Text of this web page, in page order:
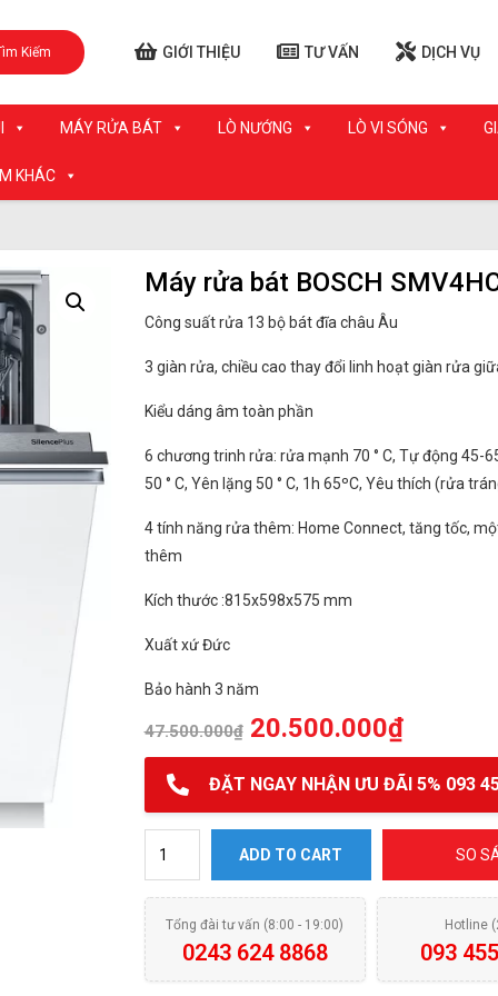
Kiếm GIỚI THIỆU TƯ VẤN DỊCH VỤ
MÁY RỬA BÁT LÒ NƯỚNG LÒ VI SÓNG
KHÁC
Máy rửa bát BOSCH
Công suất rửa 13 bộ bát đĩa châu Âu
3 giàn rửa, chiều cao thay đổi linh hoạt giàn rửa
Kiểu dáng âm toàn phần
6 chương trinh rửa: rửa mạnh 70 ° C, Tự động 45-
50 ° C, Yên lặng 50 ° C, 1h 65ºC, Yêu thích (rửa
4 tính năng rửa thêm: Home Connect, tăng tốc,
thêm
Kích thước :815x598x575 mm
Xuất xứ Đức
Bảo hành 3 năm
47.500.000₫ 20.500.000₫
ĐẶT NGAY NHẬN ƯU ĐÃI 5% 093
ADD TO CART SO
Tổng đài tư vấn (8:00 - 19:00)
0243 624 8868
Hotline
093